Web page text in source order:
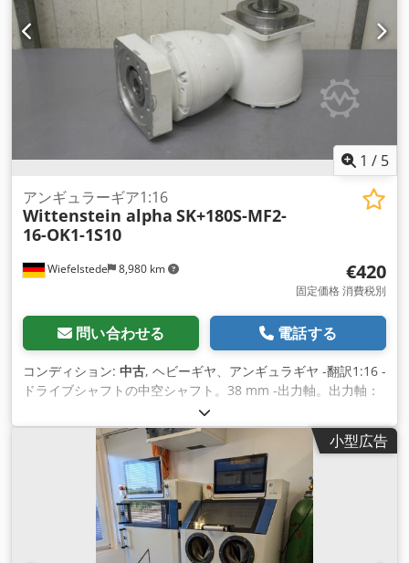
1 / 5
Wiefelstede 8,980 km
アンギュラーギア1:16
Wittenstein alpha SK+180S-MF2-
16-OK1-1S10
€420
固定価格 消費税別
問い合わせる 電話する
コンディション: 中古, ヘビーギヤ、アンギュラギヤ -翻訳1:16 -
ドライブシャフトの中空シャフト。38 mm -出力軸。出力軸：
48mm -クローカップリング付。 Cedpfx Aajdkf Iqehjrf -数：1
ピースギア使用可能 -価格：1枚あたり -寸法図。470/240/H445
mm -重量：59kg/個
小型広告